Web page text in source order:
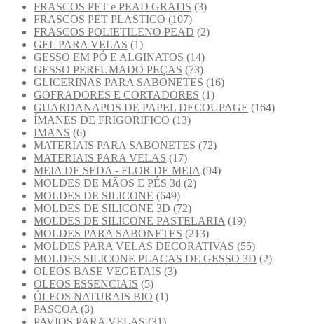
FRASCOS PET e PEAD GRATIS (3)
FRASCOS PET PLASTICO (107)
FRASCOS POLIETILENO PEAD (2)
GEL PARA VELAS (1)
GESSO EM PÓ E ALGINATOS (14)
GESSO PERFUMADO PEÇAS (73)
GLICERINAS PARA SABONETES (16)
GOFRADORES E CORTADORES (1)
GUARDANAPOS DE PAPEL DECOUPAGE (164)
ÍMANES DE FRIGORIFICO (13)
IMANS (6)
MATERIAIS PARA SABONETES (72)
MATERIAIS PARA VELAS (17)
MEIA DE SEDA - FLOR DE MEIA (94)
MOLDES DE MÃOS E PÉS 3d (2)
MOLDES DE SILICONE (649)
MOLDES DE SILICONE 3D (72)
MOLDES DE SILICONE PASTELARIA (19)
MOLDES PARA SABONETES (213)
MOLDES PARA VELAS DECORATIVAS (55)
MOLDES SILICONE PLACAS DE GESSO 3D (2)
OLEOS BASE VEGETAIS (3)
OLEOS ESSENCIAIS (5)
ÓLEOS NATURAIS BIO (1)
PASCOA (3)
PAVIOS PARA VELAS (31)